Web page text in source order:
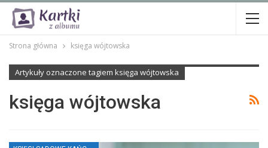
Strona główna księga wójtowska
Artykuły oznaczone tagiem księga wójtowska
księga wójtowska